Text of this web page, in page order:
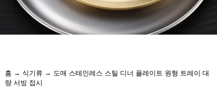
홈 → 식기류 → 도매 스테인레스 스틸 디너 플레이트 원형 트레이 대
량 서빙 접시